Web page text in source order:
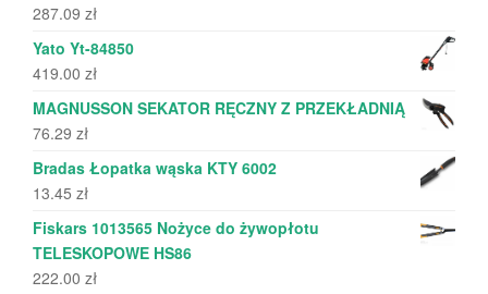
287.09 zł
Yato Yt-84850
419.00 zł
MAGNUSSON SEKATOR RĘCZNY Z PRZEKŁADNIĄ
76.29 zł
Bradas Łopatka wąska KTY 6002
13.45 zł
Fiskars 1013565 Nożyce do żywopłotu
TELESKOPOWE HS86
222.00 zł